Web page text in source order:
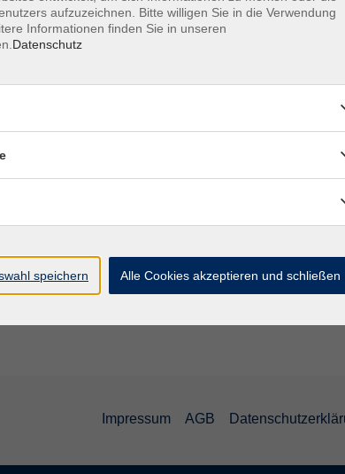
einen Fahrrad- oder Kletterhelm
Kleidung wird empfohlen.
ein.
stollenanlagen
(max 20 Personen) bei:
möglich.
Impressum AGB
aufzuzeichnen. Bitte willigen Sie in die Verwendung
Informationen finden Sie in unseren
Datenschutz
speichern Alle Cookies akzeptieren und schließen